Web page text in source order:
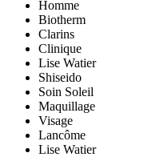
Homme
Biotherm
Clarins
Clinique
Lise Watier
Shiseido
Soin Soleil
Maquillage
Visage
Lancôme
Lise Watier